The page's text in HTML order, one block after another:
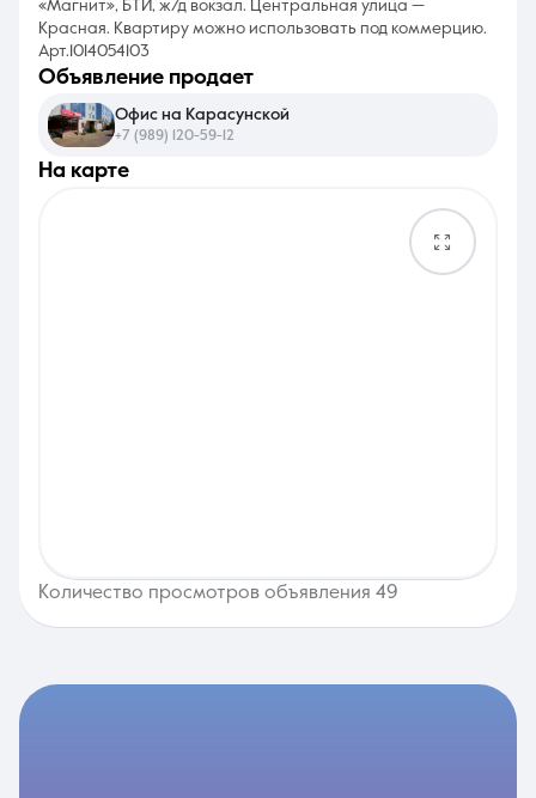
«Магнит», БТИ, ж/д вокзал. Центральная улица —
Красная. Квартиру можно использовать под коммерцию.
Арт.1014054103
на карте
Количество просмотров объявления 49
объявление продает
Офис на Карасунской
+7 (989) 120-59-12